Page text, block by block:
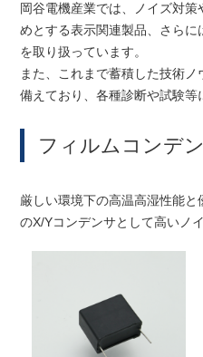
岡谷電機産業では、ノイズ対
めとする表示関連製品、さら
を取り扱っています。
また、これまで蓄積した技術
備えており、各種診断や試験等
フィルムコンデ
厳しい環境下の高温高湿性能
のX/Yコンデンサとして高いノ